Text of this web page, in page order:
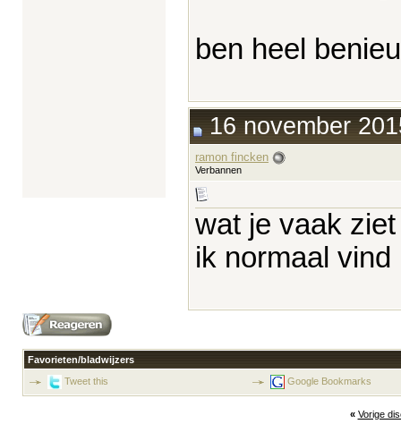
ben heel
16 november
ramon fincken
Verbannen
wat je vaak
ik normaal vind
Favorieten/bladwijzers
Tweet this
Google Bookmarks
« Vorige